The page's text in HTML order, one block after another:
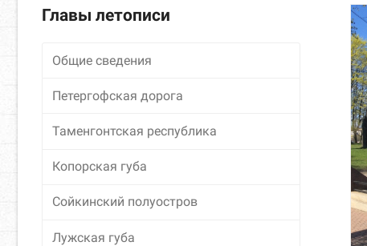
Главы летописи
Общие сведения
Петергофская дорога
Таменгонтская республика
Копорская губа
Сойкинский полуостров
Лужская губа